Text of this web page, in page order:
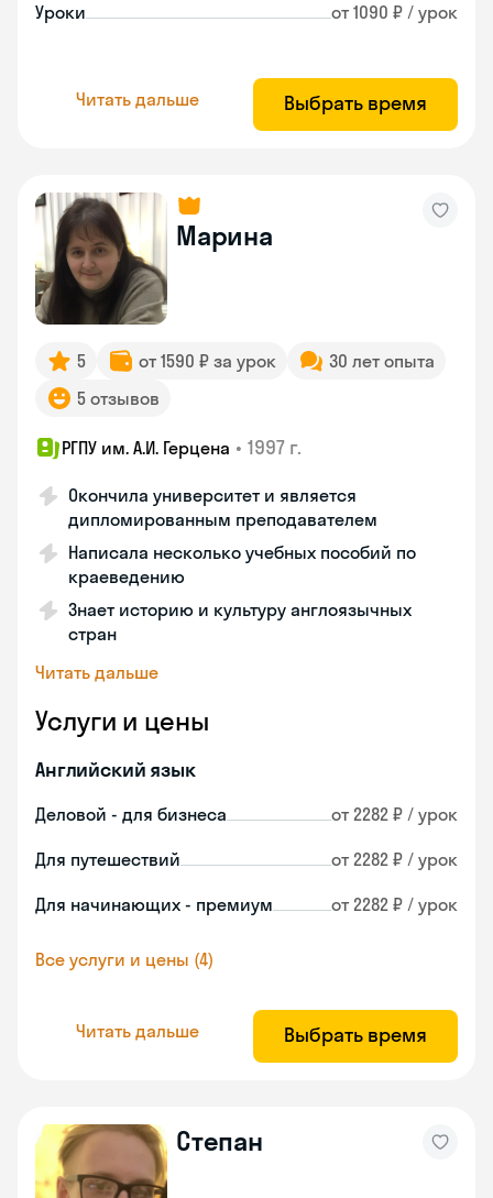
Уроки от 1090 ₽ / урок
Читать дальше Выбрать время
Марина
5 от 1590 ₽ за урок
30 лет опыта
5 отзывов
РГПУ им. А.И. Герцена • 1997 г.
Окончила университет и является
дипломированным преподавателем
Написала несколько учебных пособий по
краеведению
Знает историю и культуру англоязычных
стран
Читать дальше
Услуги и цены
Английский язык
Деловой - для бизнеса от 2282 ₽ / урок
Для путешествий от 2282 ₽ / урок
Для начинающих - премиум от 2282 ₽ / урок
Все услуги и цены (4)
Читать дальше Выбрать время
Степан